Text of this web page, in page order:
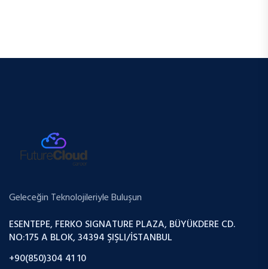
Geleceğin Teknolojileriyle Buluşun
ESENTEPE, FERKO SIGNATURE PLAZA, BÜYÜKDERE CD.
NO:175 A BLOK, 34394 ŞIŞLI/İSTANBUL
+90(850)304 41 10